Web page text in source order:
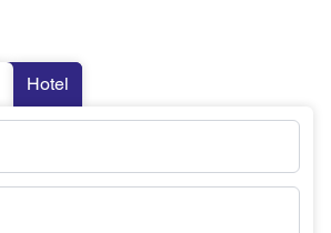
Hotel